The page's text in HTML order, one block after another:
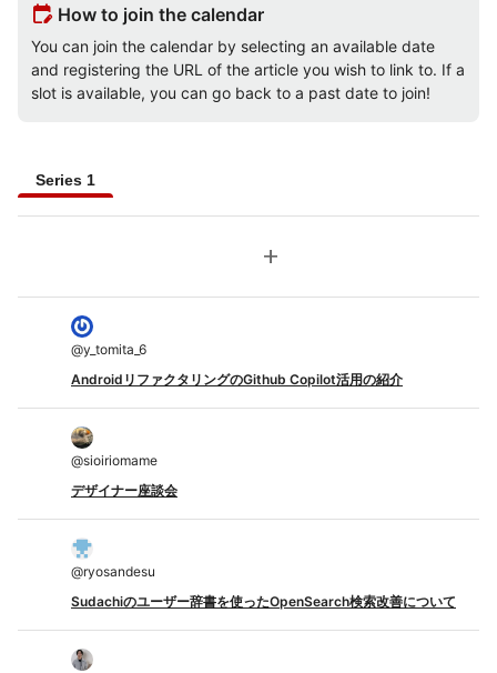
edit_calendar How to join the calendar
You can join the calendar by selecting an available date
and registering the URL of the article you wish to link to. If a
slot is available, you can go back to a past date to join!
Series 1
add
@y_tomita_6
AndroidリファクタリングのGithub Copilot活用の紹介
@sioiriomame
デザイナー座談会
@ryosandesu
Sudachiのユーザー辞書を使ったOpenSearch検索改善について